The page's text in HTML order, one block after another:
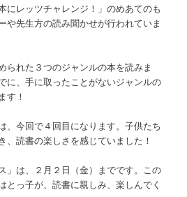
にレッツチャレンジ！」のめあてのも
や先生方の読み聞かせが行われていま
られた３つのジャンルの本を読みま
に、手に取ったことがないジャンルの
す！
、今回で４回目になります。子供たち
、読書の楽しさを感じていました！
」は、２月２日（金）までです。この
とっ子が、読書に親しみ、楽しんでく